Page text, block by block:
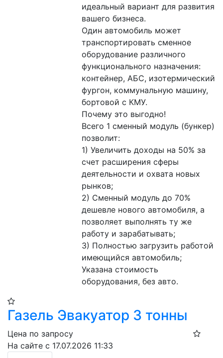
идеальный вариант для развития
вашего бизнеса.
Один автомобиль может
транспортировать сменное
оборудование различного
функционального назначения:
контейнер, АБС, изотермический
фургон, коммунальную машину,
бортовой с КМУ.
Почему это выгодно!
Всего 1 сменный модуль (бункер)
позволит:
1) Увеличить доходы на 50% за
счет расширения сферы
деятельности и охвата новых
рынков;
2) Сменный модуль до 70%
дешевле нового автомобиля, а
позволяет выполнять ту же
работу и зарабатывать;
3) Полностью загрузить работой
имеющийся автомобиль;
Указана стоимость
оборудования, без авто.
Газель Эвакуатор 3 тонны
Цена по запросу
На сайте с 17.07.2026 11:33